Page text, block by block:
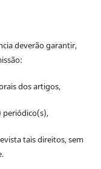
deverão garantir,
dos artigos,
periódico(s),
tais direitos, sem